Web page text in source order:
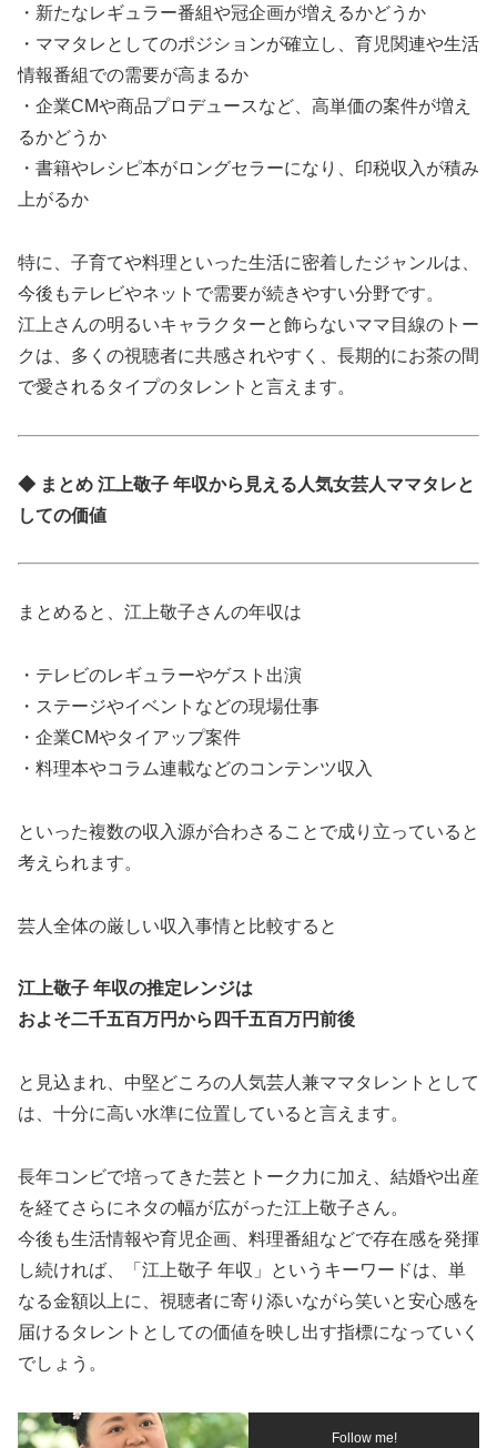
・新たなレギュラー番組や冠企画が増えるかどうか
・ママタレとしてのポジションが確立し、育児関連や生活
情報番組での需要が高まるか
・企業CMや商品プロデュースなど、高単価の案件が増え
るかどうか
・書籍やレシピ本がロングセラーになり、印税収入が積み
上がるか
特に、子育てや料理といった生活に密着したジャンルは、
今後もテレビやネットで需要が続きやすい分野です。
江上さんの明るいキャラクターと飾らないママ目線のトー
クは、多くの視聴者に共感されやすく、長期的にお茶の間
で愛されるタイプのタレントと言えます。
◆ まとめ 江上敬子 年収から見える人気女芸人ママタレと
しての価値
まとめると、江上敬子さんの年収は
・テレビのレギュラーやゲスト出演
・ステージやイベントなどの現場仕事
・企業CMやタイアップ案件
・料理本やコラム連載などのコンテンツ収入
といった複数の収入源が合わさることで成り立っていると
考えられます。
芸人全体の厳しい収入事情と比較すると
江上敬子 年収の推定レンジは
およそ二千五百万円から四千五百万円前後
と見込まれ、中堅どころの人気芸人兼ママタレントとして
は、十分に高い水準に位置していると言えます。
長年コンビで培ってきた芸とトーク力に加え、結婚や出産
を経てさらにネタの幅が広がった江上敬子さん。
今後も生活情報や育児企画、料理番組などで存在感を発揮
し続ければ、「江上敬子 年収」というキーワードは、単
なる金額以上に、視聴者に寄り添いながら笑いと安心感を
届けるタレントとしての価値を映し出す指標になっていく
でしょう。
Follow me!